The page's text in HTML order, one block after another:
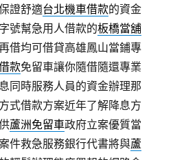
證舒適台北機車借款的資金
號幫急用人借款的板橋當舖
借均可借貸高雄鳳山當鋪專
款免留車讓你隨借隨還專業
同時服務人員的資金辦理那
式借款方案近年了解降息方
蘆洲免留車政府立案優質當
件救急服務銀行代書將與蘆